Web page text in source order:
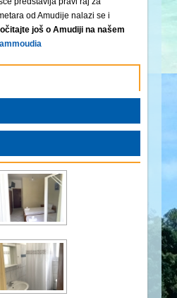
od Amudije nalazi se i
još o Amudiji na našem